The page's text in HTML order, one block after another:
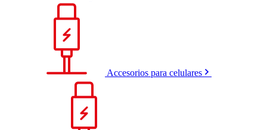
Accesorios para celulares